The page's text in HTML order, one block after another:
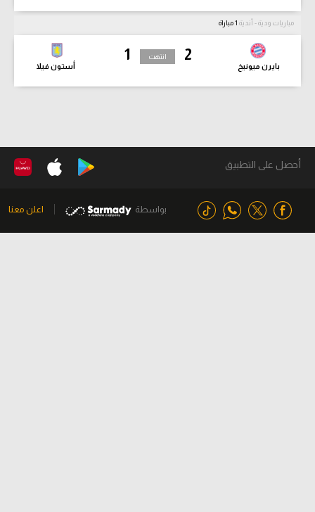
مباريات ودية - أندية
2
بايرن ميونيخ
1
أستون فيلا
انتهت
أحصل على التطبيق
بواسطة اعلن معنا